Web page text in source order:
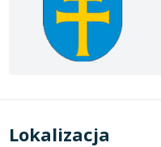
Lokalizacja